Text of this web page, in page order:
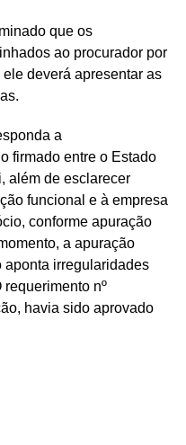
que os
ao procurador por
deverá apresentar as
a
firmado entre o Estado
além de esclarecer
funcional e à empresa
conforme apuração
a apuração
aponta irregularidades
requerimento nº
havia sido aprovado